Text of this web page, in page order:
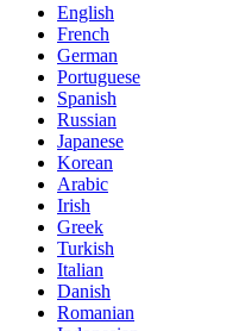
English
French
German
Portuguese
Spanish
Russian
Japanese
Korean
Arabic
Irish
Greek
Turkish
Italian
Danish
Romanian